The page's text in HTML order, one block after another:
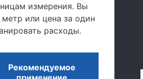
измерения. Вы
или цена за один
расходы.
Рекомендуемое